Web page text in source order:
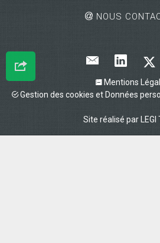
NOUS
Mentions
Gestion des cookies et Données
Site réalisé par LEGI